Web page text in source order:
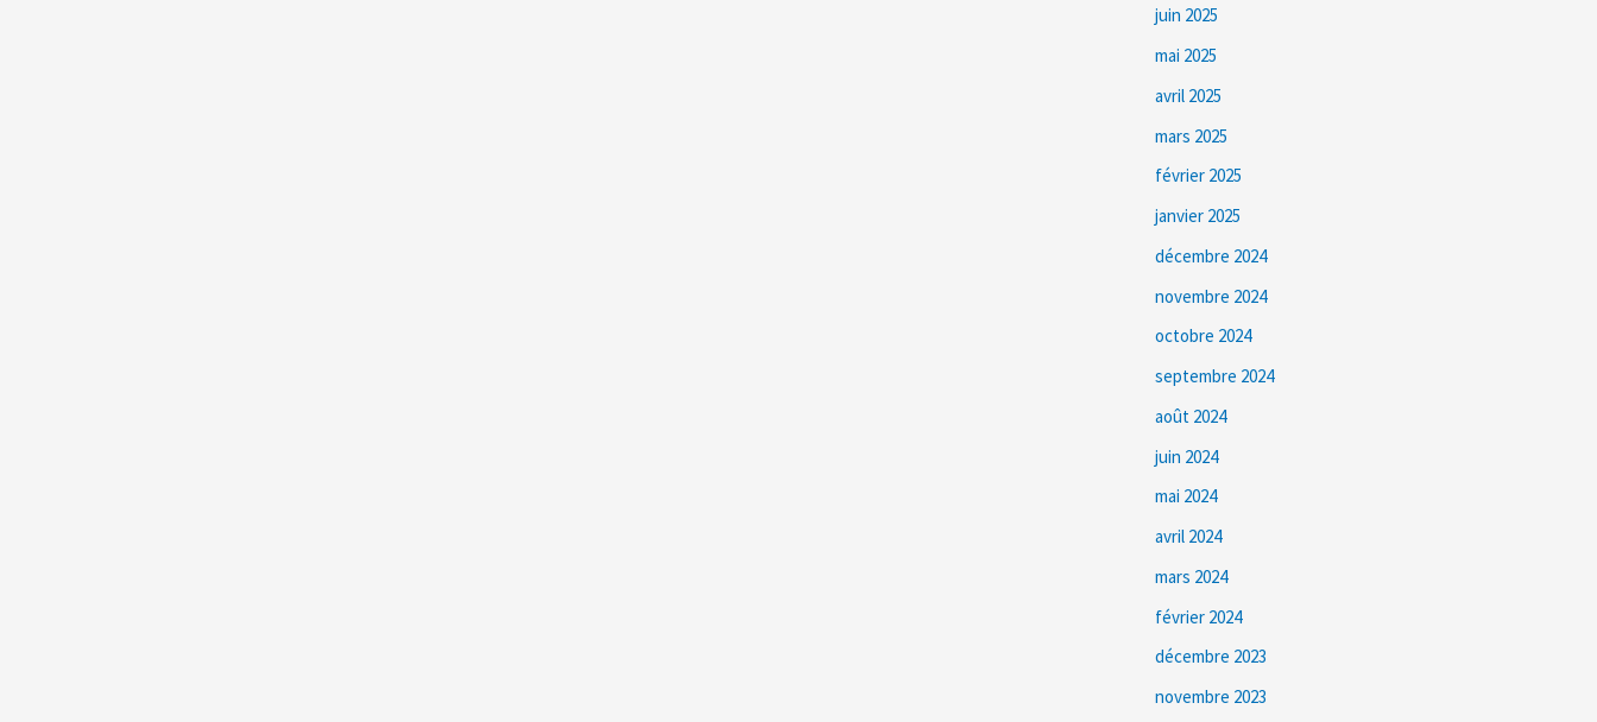
juin 2025
mai 2025
avril 2025
mars 2025
février 2025
janvier 2025
décembre 2024
novembre 2024
octobre 2024
septembre 2024
août 2024
juin 2024
mai 2024
avril 2024
mars 2024
février 2024
décembre 2023
novembre 2023